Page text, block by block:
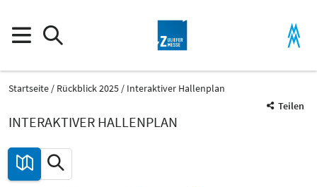
Startseite Rückblick 2025
Interaktiver Hallenplan
Teilen
INTERAKTIVER HALLENPLAN